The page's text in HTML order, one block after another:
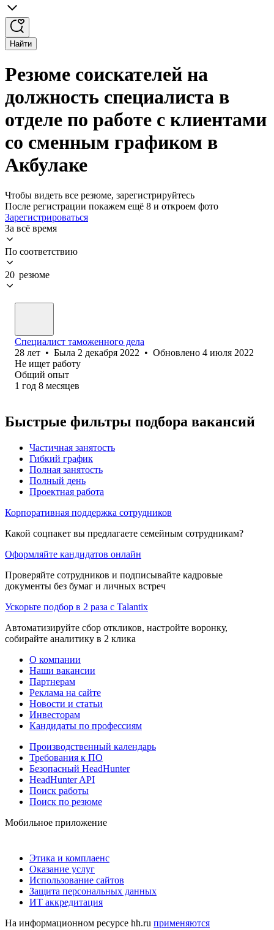
Найти
Резюме соискателей на
должность специалиста в
отделе по работе с клиентами
со сменным графиком в
Акбулаке
Чтобы видеть все резюме, зарегистрируйтесь
После регистрации покажем ещё 8 и откроем фото
Зарегистрироваться
За всё время
По соответствию
20 резюме
Специалист таможенного дела
28 лет • Была 2 декабря 2022 • Обновлено 4 июля 2022
Не ищет работу
Общий опыт
1 год 8 месяцев
Быстрые фильтры подбора вакансий
Частичная занятость
Гибкий график
Полная занятость
Полный день
Проектная работа
Корпоративная поддержка сотрудников
Какой соцпакет вы предлагаете семейным сотрудникам?
Оформляйте кандидатов онлайн
Проверяйте сотрудников и подписывайте кадровые
документы без бумаг и личных встреч
Ускорьте подбор в 2 раза с Talantix
Автоматизируйте сбор откликов, настройте воронку,
собирайте аналитику в 2 клика
О компании
Наши вакансии
Партнерам
Реклама на сайте
Новости и статьи
Инвесторам
Кандидаты по профессиям
Производственный календарь
Требования к ПО
Безопасный HeadHunter
HeadHunter API
Поиск работы
Поиск по резюме
Мобильное приложение
Этика и комплаенс
Оказание услуг
Использование сайтов
Защита персональных данных
ИТ аккредитация
На информационном ресурсе hh.ru применяются